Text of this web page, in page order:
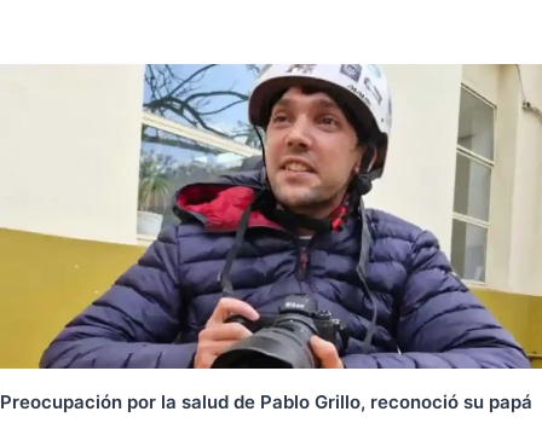
Preocupación por la salud de Pablo Grillo, reconoció su papá